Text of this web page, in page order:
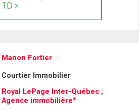
Manon Fortier
Courtier Immobilier
Royal LePage Inter-Québec ,
Agence immobilière*